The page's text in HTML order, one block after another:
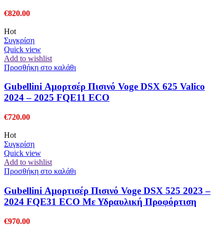
€820.00
Hot
Συγκρίση
Quick view
Add to wishlist
Προσθήκη στο καλάθι
Gubellini Αμορτσέρ Πισινό Voge DSX 625 Valico
2024 – 2025 FQE11 ECO
€720.00
Hot
Συγκρίση
Quick view
Add to wishlist
Προσθήκη στο καλάθι
Gubellini Αμορτισέρ Πισινό Voge DSX 525 2023 –
2024 FQE31 ECO Με Υδραυλική Προφόρτιση
€970.00